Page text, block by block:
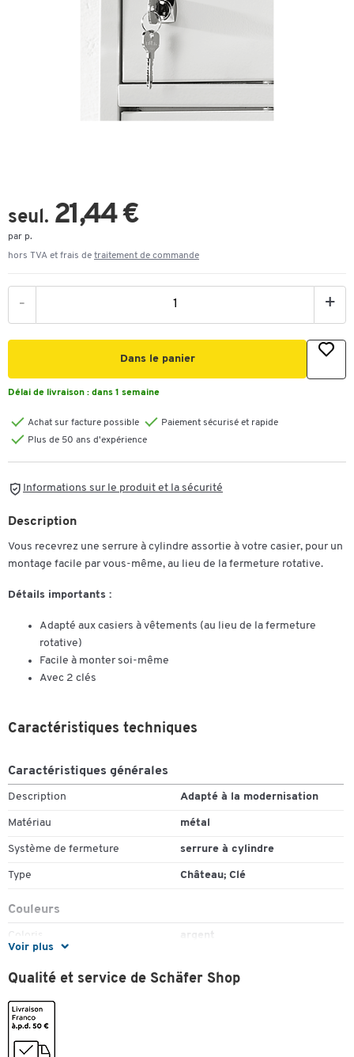
seul. 21,44 €
par p.
hors TVA et frais de traitement de commande
- +
Dans le panier
Délai de livraison : dans 1 semaine
Achat sur facture possible
Paiement sécurisé et rapide
Plus de 50 ans d'expérience
Informations sur le produit et la sécurité
Description
Vous recevrez une serrure à cylindre assortie à votre casier, pour un
montage facile par vous-même, au lieu de la fermeture rotative.
Détails importants :
Adapté aux casiers à vêtements (au lieu de la fermeture
rotative)
Facile à monter soi-même
Avec 2 clés
Voir plus
Caractéristiques techniques
Caractéristiques générales
Description Adapté à la modernisation
Matériau métal
Système de fermeture serrure à cylindre
Type Château; Clé
Couleurs
Coloris argent
Qualité et service de Schäfer Shop